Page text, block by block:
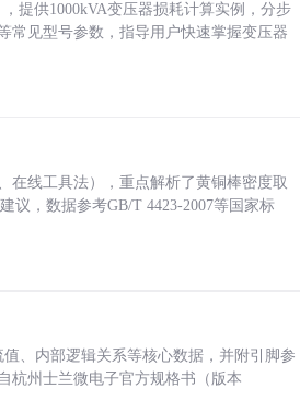
提供1000kVA变压器损耗计算实例，分步
常见型号参数，指导用户快速掌握变压器
在线工具法），重点解析了黄铜棒密度取
议，数据参考GB/T 4423-2007等国家标
、内部逻辑关系等核心数据，并附引脚参
杭州士兰微电子官方规格书（版本